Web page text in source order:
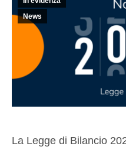
News
La Legge di Bilancio